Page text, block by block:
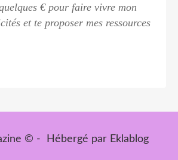
€ pour faire vivre mon
et te proposer mes ressources
© - Hébergé par Eklablog